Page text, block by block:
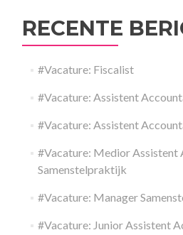
RECENTE
#Vacature: Fiscalist
#Vacature: Assistent
#Vacature: Assistent
#Vacature: Medior Assistent
Samenstelpraktijk
#Vacature: Manager
#Vacature: Junior Assistent